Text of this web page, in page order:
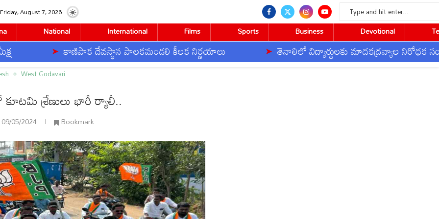
Friday, August 7, 2026
National International Films Sports Business Devotional
కాణిపాక దేవస్థాన పాలకమండలి కీలక నిర్ణయాలు తెనాలిలో విద్యార్థులకు మాదకద్రవ్యాల నిరోధక సంకల్పం
భారీ ర్యాలీ..
West Godavari
శ్రేణులు భారీ ర్యాలీ..
09/05/2024 Bookmark